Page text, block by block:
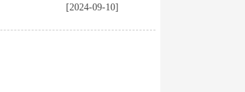
[2024-09-10]